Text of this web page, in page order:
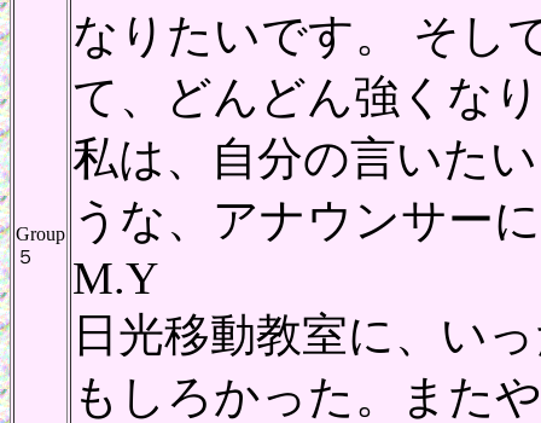
Group
５
なりたいです。 そし
て、どんどん強くな
私は、自分の言いた
うな、アナウンサー
日光移動教室に、い
もしろかった。また